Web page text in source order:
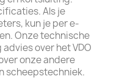
Als je
kun je per e-
Onze technische
over het VDO
onze andere
scheepstechniek.